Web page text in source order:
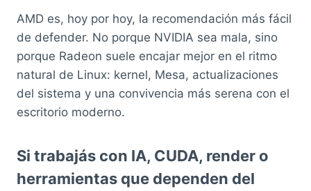
AMD es, hoy por hoy, la recomendación más fácil
de defender. No porque NVIDIA sea mala, sino
porque Radeon suele encajar mejor en el ritmo
natural de Linux: kernel, Mesa, actualizaciones
del sistema y una convivencia más serena con el
escritorio moderno.
Si trabajás con IA, CUDA, render o
herramientas que dependen del